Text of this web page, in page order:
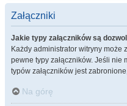
Załączniki
Jakie typy załączników są
Każdy administrator witryny
pewne typy załączników. Jeśli
typów załączników jest
Na górę